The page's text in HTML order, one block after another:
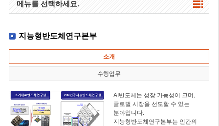
메뉴를 선택하세요.
지능형반도체연구본부
소개
수행업무
AI반도체는 성장 가능성이 크며,
글로벌 시장을 선도할 수 있는
분야입니다.
지능형반도체연구본부는 인간의